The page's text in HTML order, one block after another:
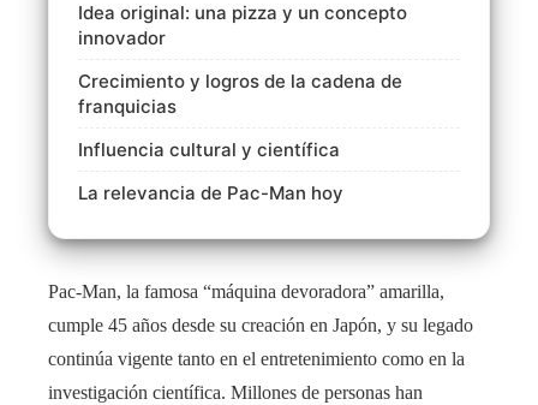
Idea original: una pizza y un concepto
innovador
Crecimiento y logros de la cadena de
franquicias
Influencia cultural y científica
La relevancia de Pac-Man hoy
Pac-Man, la famosa “máquina devoradora” amarilla,
cumple 45 años desde su creación en Japón, y su legado
continúa vigente tanto en el entretenimiento como en la
investigación científica. Millones de personas han